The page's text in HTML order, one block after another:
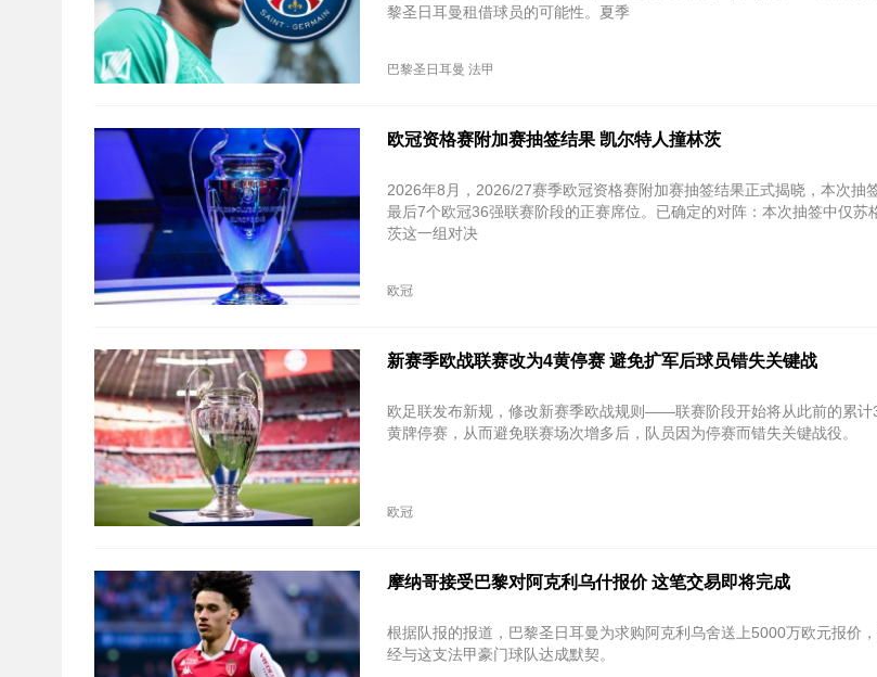
黎圣日耳曼租借球员的可能性。夏季
巴黎圣日耳曼 法甲
欧冠资格赛附加赛抽签结果 凯尔特人撞林茨
2026年8月，2026/27赛季欧冠资格赛附加赛抽签结果正式揭晓，本次抽
最后7个欧冠36强联赛阶段的正赛席位。已确定的对阵‌：本次抽签中仅苏
茨这一组对决
欧冠
新赛季欧战联赛改为4黄停赛 避免扩军后球员错失关键战
欧足联发布新规，修改新赛季欧战规则——联赛阶段开始将从此前的累计
黄牌停赛，从而避免联赛场次增多后，队员因为停赛而错失关键战役。
欧冠
摩纳哥接受巴黎对阿克利乌什报价 这笔交易即将完成
根据队报的报道，巴黎圣日耳曼为求购阿克利乌舍送上5000万欧元报价
经与这支法甲豪门球队达成默契。